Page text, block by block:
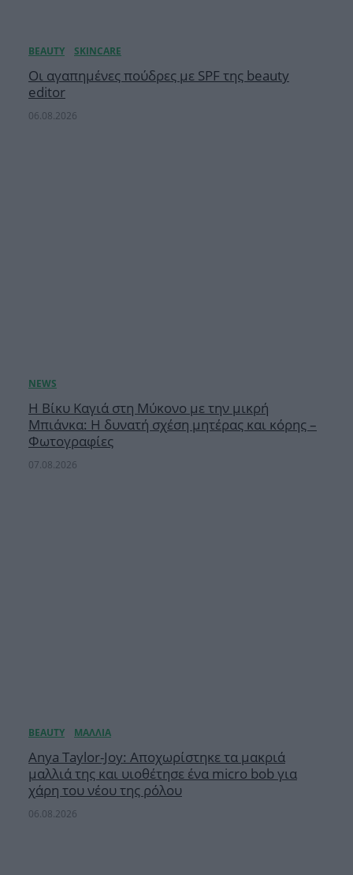
Οι αγαπημένες πούδρες με SPF της beauty
editor
06.08.2026
Η Βίκυ Καγιά στη Μύκονο με την μικρή
Μπιάνκα: Η δυνατή σχέση μητέρας και κόρης –
Φωτογραφίες
07.08.2026
Anya Taylor-Joy: Αποχωρίστηκε τα μακριά
μαλλιά της και υιοθέτησε ένα micro bob για
χάρη του νέου της ρόλου
06.08.2026